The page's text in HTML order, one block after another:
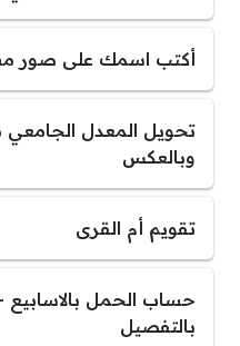
أكتب اسمك على صور
وبالعكس
تقويم أم القرى
حساب الحمل
بالتفصيل